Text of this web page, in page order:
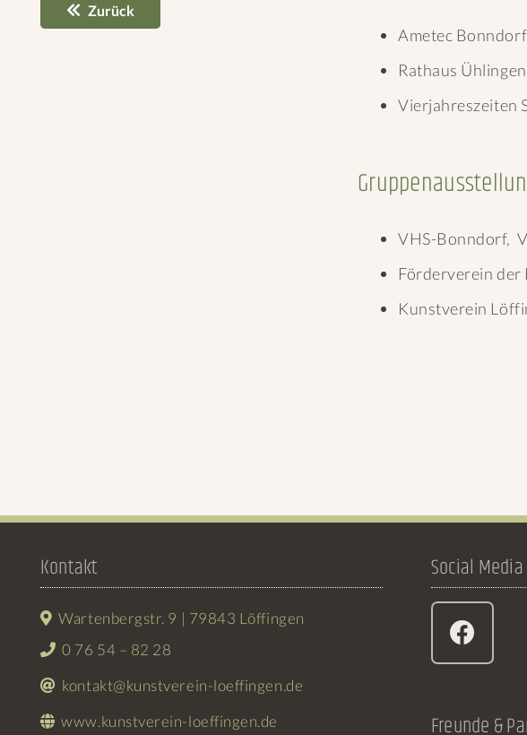
Zurück
Ametec Bonndorf
Rathaus
Vierjahreszeiten
VHS-Bonndorf,
Förderverein der
Kunstverein
Kontakt
Wartenbergstr. 9 | 79843 Löffingen
0 76 54 – 82 28
kontakt@kunstverein-loeffingen.de
www.kunstverein-loeffingen.de
Social Media
Freunde &